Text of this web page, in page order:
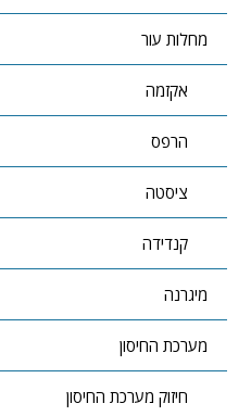
מחלות עור
אקזמה
הרפס
ציסטה
קנדידה
מיגרנה
מערכת החיסון
חיזוק מערכת החיסון